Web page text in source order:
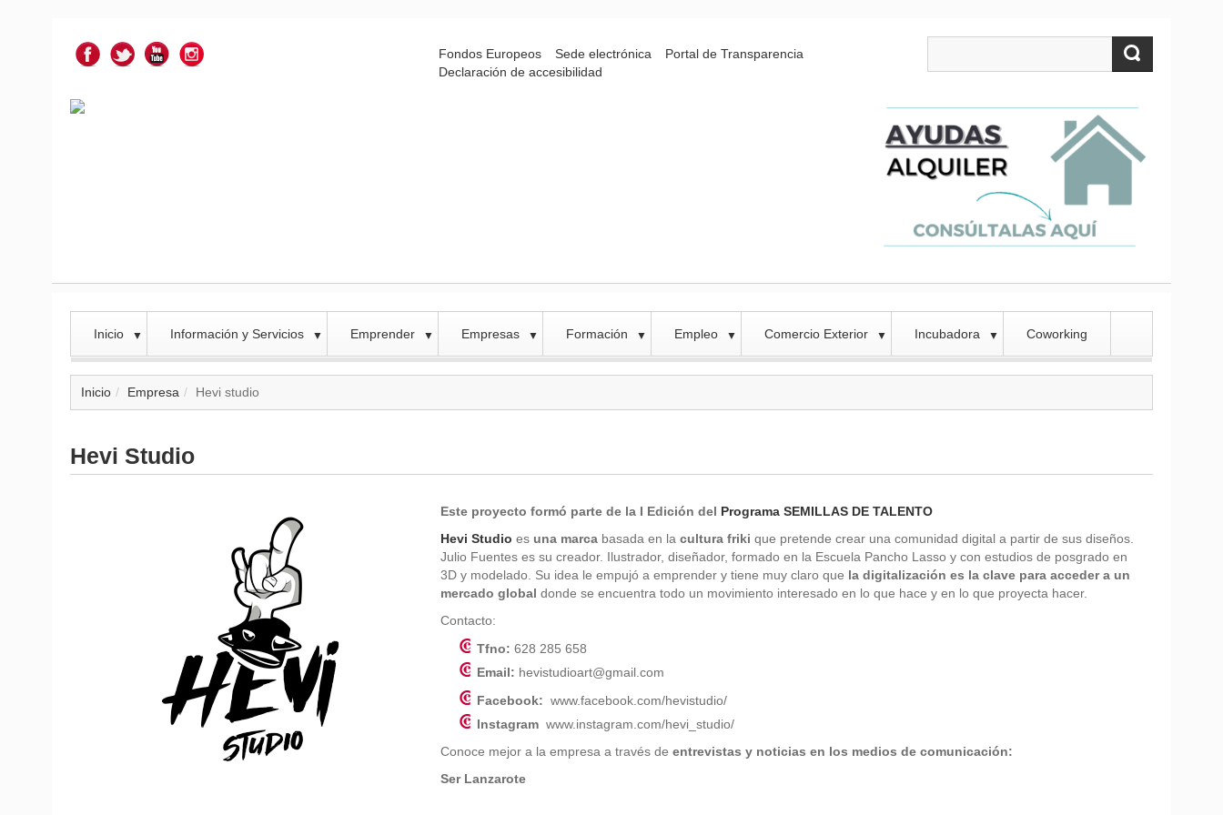
Fondos Europeos Sede electrónica
Portal de Transparencia
Declaración de accesibilidad
Inicio ▼ Información y Servicios ▼ Emprender ▼ Empresas ▼ Formación ▼ Empleo ▼ Comercio Exterior ▼ Incubadora ▼ Coworking
Inicio Empresa Hevi studio
Hevi Studio
Este proyecto formó parte de la I Edición del Programa SEMILLAS DE TALENTO
Hevi Studio es una marcabasada en la cultura friki que pretende crear una comunidad digital a partir de sus diseños.
Julio Fuentes es su creador. Ilustrador, diseñador, formado en la Escuela Pancho Lasso y con estudios de posgrado en
3D y modelado. Su idea le empujó a emprender y tiene muy claro que la digitalización es la clave para acceder a un
mercado global donde se encuentra todo un movimiento interesado en lo que hace y en lo que proyecta hacer.
Contacto:
Tfno: 628 285 658
Email: hevistudioart@gmail.com
Facebook: www.facebook.com/hevistudio/
Instagram www.instagram.com/hevi_studio/
Conoce mejor a la empresa a través de entrevistas y noticias en los medios de comunicación:
Ser Lanzarote